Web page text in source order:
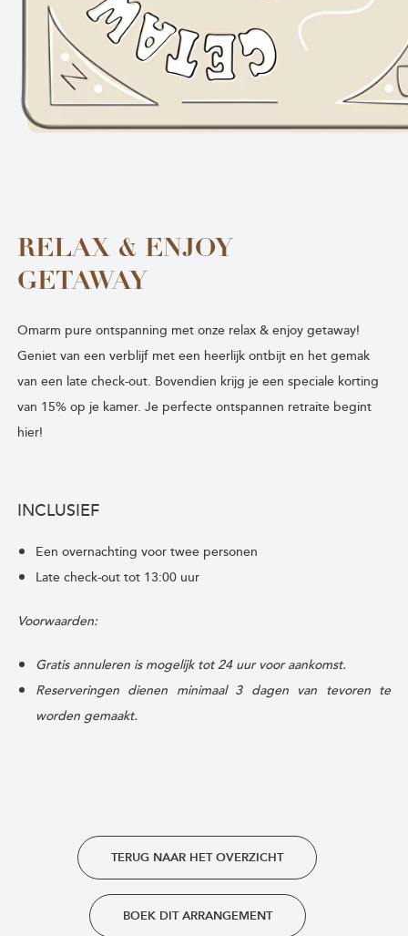
RELAX & ENJOY
GETAWAY
Omarm pure ontspanning met onze relax & enjoy getaway!
Geniet van een verblijf met een heerlijk ontbijt en het gemak
van een late check-out. Bovendien krijg je een speciale korting
van 15% op je kamer. Je perfecte ontspannen retraite begint
hier!
INCLUSIEF
Een overnachting voor twee personen
Late check-out tot 13:00 uur
Voorwaarden:
Gratis annuleren is mogelijk tot 24 uur voor aankomst.
Reserveringen dienen minimaal 3 dagen van tevoren te
worden gemaakt.
TERUG NAAR HET OVERZICHT
BOEK DIT ARRANGEMENT